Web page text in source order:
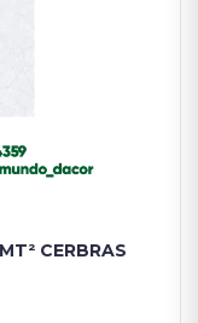
CERBRAS